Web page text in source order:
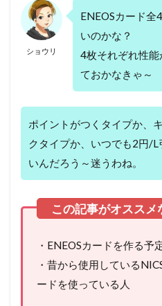
ショウリ
ENEOSカード全
いのかな？
4枚それぞれ性
ておかなきゃ～
ポイントがつくタイプか、
クタイプか、いつでも2円/L
いんだろう～迷うわね。
・ENEOSカードを作る予
・昔から使用している
ードを使っている人